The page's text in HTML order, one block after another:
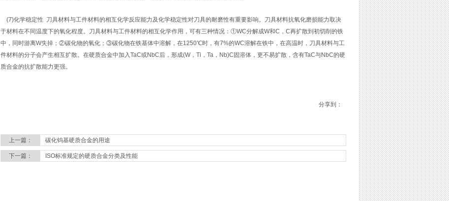
(7)化学稳定性 刀具材料与工件材料的相互化学反应能力及化学稳定性对刀具的耐磨性有重要影响。刀具材料抗氧化磨损能力取决
于材料在不同温度下的氧化程度。刀具材料与工件材料的相互化学作用，可有三种情况：①WC分解成W和C，C再扩散到初切削的铁
中，同时游离W失掉；②碳化物的氧化；③碳化物在铁基体中溶解，在1250℃时，有7%的WC溶解在铁中，在高温时，刀具材料与工
件材料的分子会产生相互扩散。在硬质合金中加入TaC或NbC后，形成(W，Ti，Ta，Nb)C固溶体，更不易扩散，含有TaC与NbC的硬
质合金的抗扩散能力更强。
分享到：
上一篇： 碳化钨基硬质合金的用途
下一篇： ISO标准规定的硬质合金分类及性能